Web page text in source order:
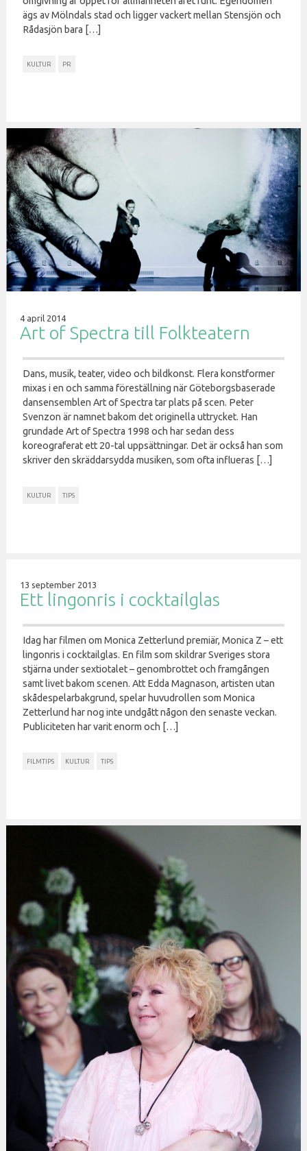
ägs av Mölndals stad och ligger vackert mellan Stensjön och
Rådasjön bara […]
KULTUR PR
4 april 2014
Art of Spectra till Folkteatern
Dans, musik, teater, video och bildkonst. Flera konstformer
mixas i en och samma föreställning när Göteborgsbaserade
dansensemblen Art of Spectra tar plats på scen. Peter
Svenzon är namnet bakom det originella uttrycket. Han
grundade Art of Spectra 1998 och har sedan dess
koreograferat ett 20-tal uppsättningar. Det är också han som
skriver den skräddarsydda musiken, som ofta influeras […]
KULTUR TIPS
13 september 2013
Ett lingonris i cocktailglas
Idag har filmen om Monica Zetterlund premiär, Monica Z – ett
lingonris i cocktailglas. En film som skildrar Sveriges stora
stjärna under sextiotalet – genombrottet och framgången
samt livet bakom scenen. Att Edda Magnason, artisten utan
skådespelarbakgrund, spelar huvudrollen som Monica
Zetterlund har nog inte undgått någon den senaste veckan.
Publiciteten har varit enorm och […]
FILMTIPS KULTUR TIPS